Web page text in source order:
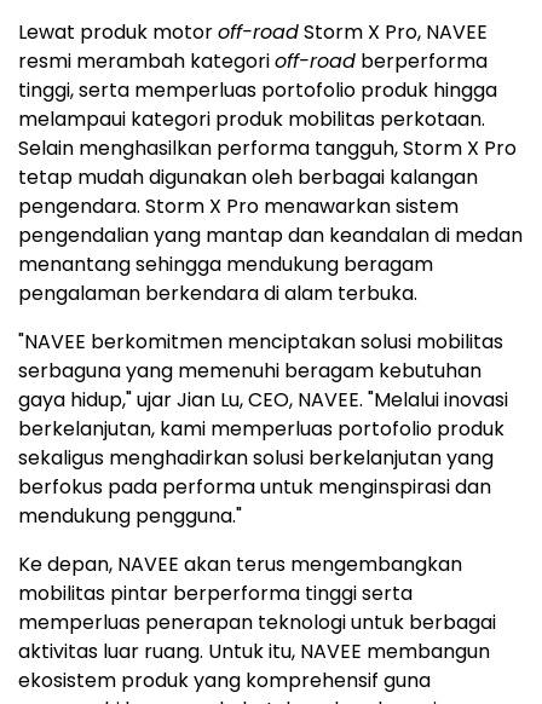
Lewat produk motoroff-roadStorm X Pro, NAVEE
resmi merambah kategorioff-road berperforma
tinggi, serta memperluas portofolio produk hingga
melampaui kategori produk mobilitas perkotaan.
Selain menghasilkan performa tangguh, Storm X Pro
tetap mudah digunakan oleh berbagai kalangan
pengendara. Storm X Pro menawarkan sistem
pengendalian yang mantap dan keandalan di medan
menantang sehingga mendukung beragam
pengalaman berkendara di alam terbuka.
"NAVEE berkomitmen menciptakan solusi mobilitas
serbaguna yang memenuhi beragam kebutuhan
gaya hidup," ujarJian Lu, CEO, NAVEE. "Melalui inovasi
berkelanjutan, kami memperluas portofolio produk
sekaligus menghadirkan solusi berkelanjutan yang
berfokus pada performa untuk menginspirasi dan
mendukung pengguna."
Ke depan, NAVEE akan terus mengembangkan
mobilitas pintar berperforma tinggi serta
memperluas penerapan teknologi untuk berbagai
aktivitas luar ruang. Untuk itu, NAVEE membangun
ekosistem produk yang komprehensif guna